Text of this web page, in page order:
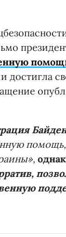
достигла